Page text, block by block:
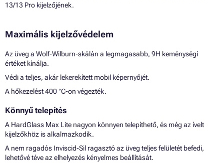
13/13 Pro kijelzőjének.
Maximális kijelzővédelem
Az üveg a Wolf-Wilburn-skálán a legmagasabb, 9H keménységi
értéket kínálja.
Védi a teljes, akár lekerekített mobil képernyőjét.
A hőkezelést 400 °C-on végezték.
Könnyű telepítés
A HardGlass Max Lite nagyon könnyen telepíthető, és még az ívelt
kijelzőkhöz is alkalmazkodik.
A nem ragadós Inviscid-Sil ragasztó az üveg teljes felületét befedi,
lehetővé téve az elhelyezés kényelmes beállítását.